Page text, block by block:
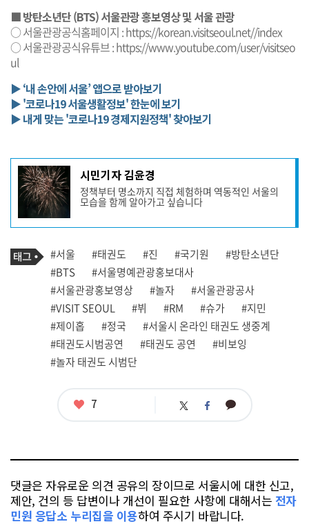
■ 방탄소년단 (BTS) 서울관광 홍보영상 및 서울 관광
○ 서울관광공식홈페이지 :https://korean.visitseoul.net//index
○ 서울관광공식유튜브 :https://www.youtube.com/user/visitseo
ul
▶ ‘내 손안에 서울’ 앱으로 받아보기
▶ '코로나19 서울생활정보' 한눈에 보기
▶ 내게 맞는 '코로나19 경제지원정책' 찾아보기
기
사
작
성
자
프
필
시민기자 김윤경
정책부터 명소까지 직접 체험하며 역동적인 서울의
모습을 함께 알아가고 싶습니다
기
사
관
련
태
그
태
그
#서울 #태권도 #진 #국기원
#방탄소년단
#BTS
#서울명예관광홍보대사
#서울관광홍보영상
#놀자
#서울관광공사
#VISIT SEOUL
#뷔 #RM #슈가
#지민
#제이홉
#정국
#서울시 온라인 태권도 생중계
#태권도시범공연
#태권도 공연
#비보잉
#놀자 태권도 시범단
좋
7 트 페 카
댓글은 자유로운 의견 공유의 장이므로 서울시에 대한 신고,
제안, 건의 등 답변이나 개선이 필요한 사항에 대해서는 전자
민원 응답소 누리집을 이용하여 주시기 바랍니다.